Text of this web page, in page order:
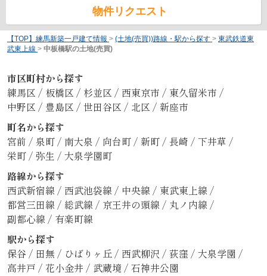
物件リクエスト
【TOP】練馬新築一戸建て情報 > (土地(売買))路線・駅から探す > 東武鉄道東
武東上線 > 中板橋駅の土地(売買)
市区町村から探す
練馬区 / 板橋区 / 杉並区 / 西東京市 / 東久留米市 /
中野区 / 豊島区 / 世田谷区 / 北区 / 新座市
町名から探す
宮前 / 泉町 / 南大泉 / 向台町 / 新町 / 長崎 / 下井草 /
栄町 / 弥生 / 大泉学園町
路線から探す
西武新宿線 / 西武池袋線 / 中央線 / 東武東上線 /
都営三田線 / 総武線 / 京王井の頭線 / 丸ノ内線 /
副都心線 / 有楽町線
駅から探す
保谷 / 田無 / ひばりヶ丘 / 西武柳沢 / 荻窪 / 大泉学園 /
高井戸 / 花小金井 / 武蔵境 / 石神井公園